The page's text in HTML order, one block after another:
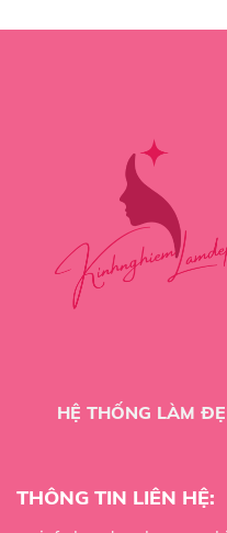
HỆ THỐNG LÀM
THÔNG TIN LIÊN HỆ: